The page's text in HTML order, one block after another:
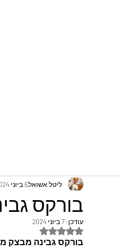
בורקס
ליטל אשואל6 ביוני 2024
עודכן: 7 ביוני 2024
דירוג של NaN מתוך 5 כוכבים
בורקס גבינה מבצק